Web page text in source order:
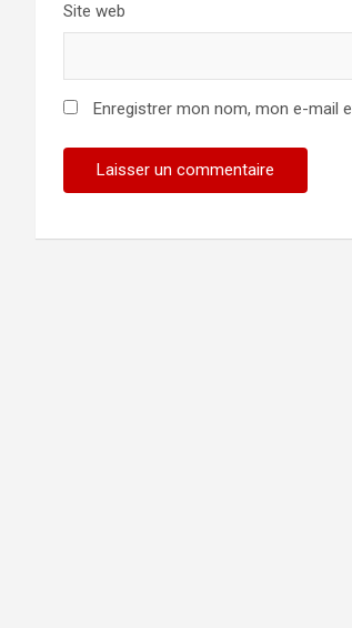
Site web
Enregistrer mon nom, mon e-mail